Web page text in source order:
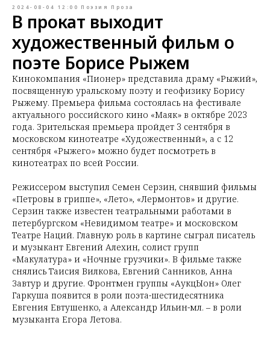
2024-08-04 12:00 Поэзия Проза
В прокат выходит
художественный фильм о
поэте Борисе Рыжем
Кинокомпания «Пионер» представила драму «Рыжий»,
посвященную уральскому поэту и геофизику Борису
Рыжему. Премьера фильма состоялась на фестивале
актуального российского кино «Маяк» в октябре 2023
года. Зрительская премьера пройдет 3 сентября в
московском кинотеатре «Художественный», а с 12
сентября «Рыжего» можно будет посмотреть в
кинотеатрах по всей России.
Режиссером выступил Семен Серзин, снявший фильмы
«Петровы в гриппе», «Лето», «Лермонтов» и другие.
Серзин также известен театральными работами в
петербургском «Невидимом театре» и московском
Театре Наций. Главную роль в картине сыграл писатель
и музыкант Евгений Алехин, солист групп
«Макулатура» и «Ночные грузчики». В фильме также
снялись Таисия Вилкова, Евгений Санников, Анна
Завтур и другие. Фронтмен группы «АукцЫон» Олег
Гаркуша появится в роли поэта-шестидесятника
Евгения Евтушенко, а Александр Ильин-мл. – в роли
музыканта Егора Летова.